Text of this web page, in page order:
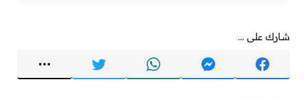
شارك على ...